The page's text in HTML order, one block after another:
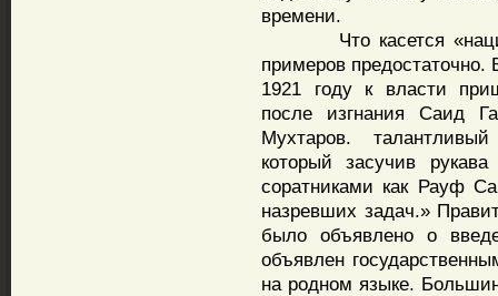
времени.
Что касется
примеров предостаточно.
1921 году к власти
после изгнания Саид
Мухтаров.
который засучив
соратниками как Рауф
назревших задач.»
было объявлено о
объявлен
на родном языке.